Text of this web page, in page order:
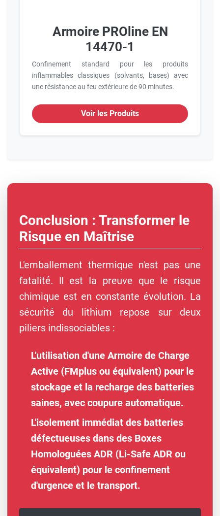
Armoire PROline EN
14470-1
Confinement standard pour les produits
inflammables classiques (solvants, bases) avec
une résistance au feu extérieure de 90 minutes.
Voir les Produits
Conclusion : Transformer le
Risque en Maîtrise
L'emballement thermique n'est pas une
fatalité. Il est la preuve que le risque
chimique est en constante évolution. La
sécurité du lithium repose sur deux
piliers indissociables :
L'utilisation d'une Armoire de Charge
Active (FMplus ou équivalent) pour le
stockage et la recharge des batteries
saines, avec coupure automatique.
L'isolement immédiat des batteries
défectueuses dans des Boxes
Homologuées ADR (Li-Safe ADR ou
équivalent) pour le confinement
d'urgence et le transport.